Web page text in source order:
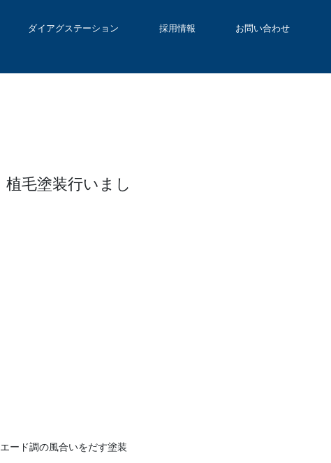
ダイアグステーション 採用情報 お問い合わせ
毛塗装行いまし
ード調の風合いをだす塗装